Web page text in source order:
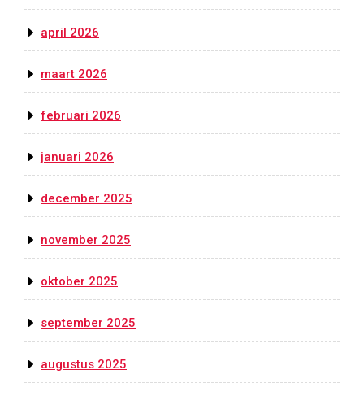
april 2026
maart 2026
februari 2026
januari 2026
december 2025
november 2025
oktober 2025
september 2025
augustus 2025